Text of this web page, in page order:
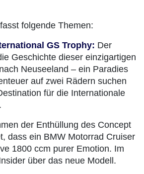
folgende Themen:
GS Trophy: Der
Geschichte dieser einzigartigen
Neuseeland – ein Paradies
auf zwei Rädern suchen
für die Internationale
der Enthüllung des Concept
dass ein BMW Motorrad Cruiser
1800 ccm purer Emotion. Im
über das neue Modell.